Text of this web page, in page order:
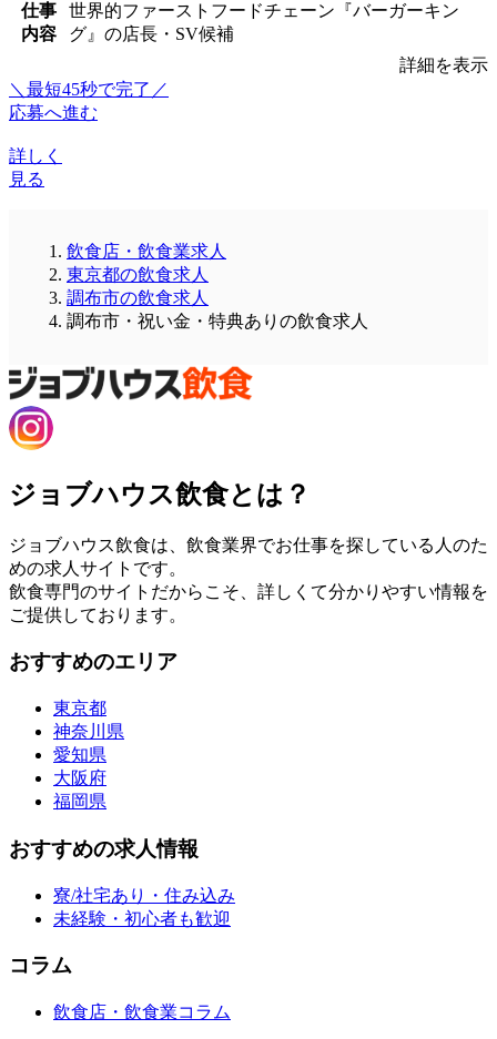
仕事
内容
世界的ファーストフードチェーン『バーガーキン
グ』の店長・SV候補
詳細を表示
＼最短45秒で完了／
応募へ進む
詳しく
見る
飲食店・飲食業求人
東京都の飲食求人
調布市の飲食求人
調布市・祝い金・特典ありの飲食求人
ジョブハウス飲食とは？
ジョブハウス飲食は、飲食業界でお仕事を探している人のた
めの求人サイトです。
飲食専門のサイトだからこそ、詳しくて分かりやすい情報を
ご提供しております。
おすすめのエリア
東京都
神奈川県
愛知県
大阪府
福岡県
おすすめの求人情報
寮/社宅あり・住み込み
未経験・初心者も歓迎
コラム
飲食店・飲食業コラム